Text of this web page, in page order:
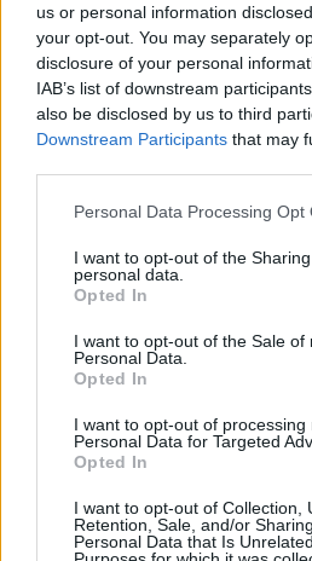
us or personal information
your opt-out. You may separately
disclosure of your personal
IAB’s list of downstream
also be disclosed by us to third
Downstream Participants that may
Please note that this website/app
not limited to your visit or usage
grant or deny consent to Google
use your data for below specified
consent section.
Personal Data Processing Opt
I want to opt-out of the
personal data.
Opted In
I want to opt-out of the Sale of
Personal Data.
Opted In
I want to opt-out of processing
Personal Data for Targeted
Opted In
I want to opt-out of Collection,
Retention, Sale, and/or
Personal Data that Is
Eastside_3_
04/11/
Δεν θέλουμε καμία
παίζεις σαν παλαίμαχος
σε λέι απ; ΝΠΔΒ
Απάντησε
6 Likes
savvas__79
04/11/2025
Λετε να ειναι η
Απάντησε
4 Likes